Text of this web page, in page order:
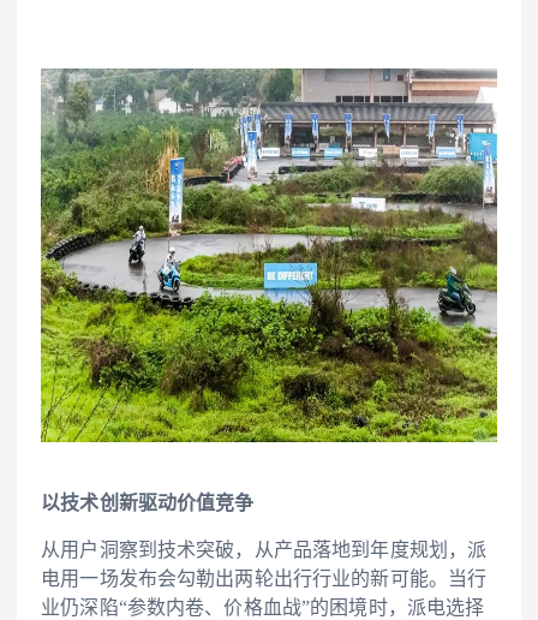
以技术创新驱动价值竞争
从用户洞察到技术突破，从产品落地到年度规划，派
电用一场发布会勾勒出两轮出行行业的新可能。当行
业仍深陷“参数内卷、价格血战”的困境时，派电选择